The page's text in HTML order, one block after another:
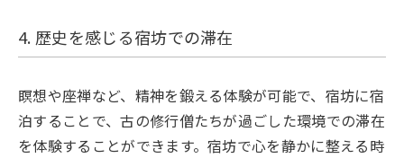
4. 歴史を感じる宿坊での滞在
瞑想や座禅など、精神を鍛える体験が可能で、宿坊に宿
泊することで、古の修行僧たちが過ごした環境での滞在
を体験することができます。宿坊で心を静かに整える時